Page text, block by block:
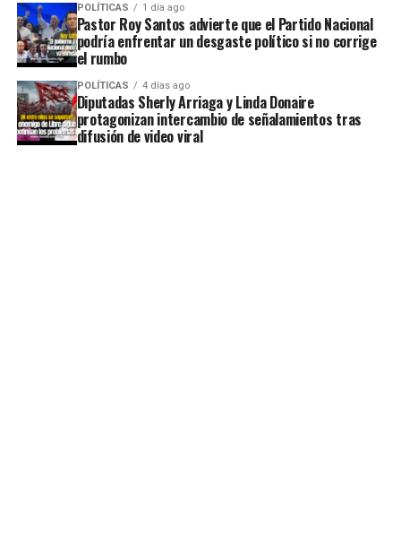
POLÍTICAS 1 día ago
Pastor Roy Santos advierte que el Partido Nacional
podría enfrentar un desgaste político si no corrige
el rumbo
POLÍTICAS 4 días ago
Diputadas Sherly Arriaga y Linda Donaire
protagonizan intercambio de señalamientos tras
difusión de video viral